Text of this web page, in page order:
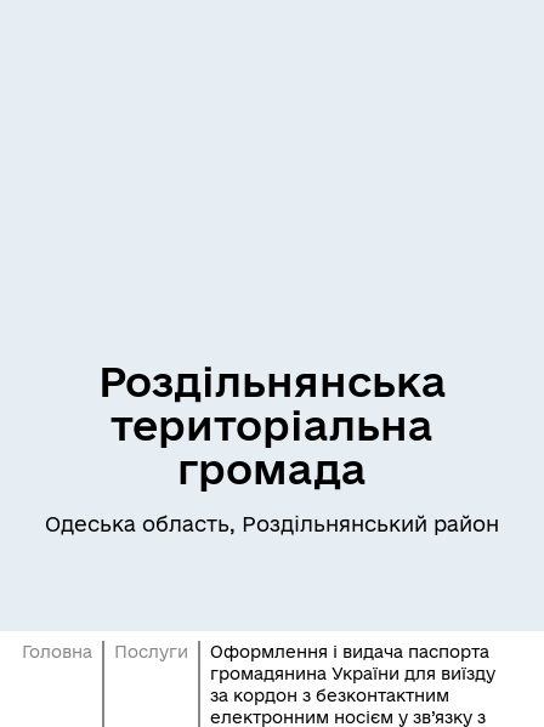
Роздільнянська
територіальна
громада
Одеська область, Роздільнянський район
Головна Послуги
Оформлення і видача паспорта
громадянина України для виїзду
за кордон з безконтактним
електронним носієм у зв’язку з